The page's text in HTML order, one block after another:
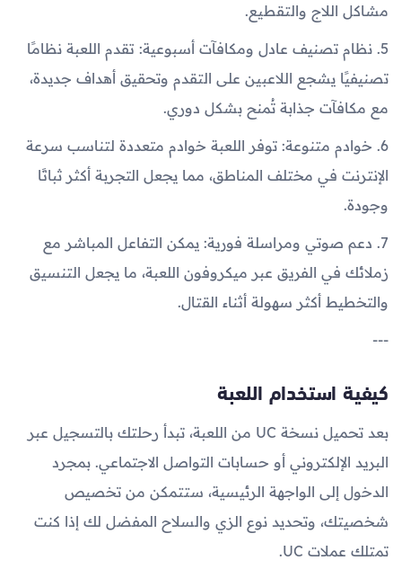
مشاكل اللاج والتقطيع.
5. نظام تصنيف عادل ومكافآت أسبوعية: تقدم اللعبة نظامًا
تصنيفيًا يشجع اللاعبين على التقدم وتحقيق أهداف جديدة،
مع مكافآت جذابة تُمنح بشكل دوري.
6. خوادم متنوعة: توفر اللعبة خوادم متعددة لتناسب سرعة
الإنترنت في مختلف المناطق، مما يجعل التجربة أكثر ثباتًا
وجودة.
7. دعم صوتي ومراسلة فورية: يمكن التفاعل المباشر مع
زملائك في الفريق عبر ميكروفون اللعبة، ما يجعل التنسيق
والتخطيط أكثر سهولة أثناء القتال.
---
كيفية استخدام اللعبة
بعد تحميل نسخة UC من اللعبة، تبدأ رحلتك بالتسجيل عبر
البريد الإلكتروني أو حسابات التواصل الاجتماعي. بمجرد
الدخول إلى الواجهة الرئيسية، ستتمكن من تخصيص
شخصيتك، وتحديد نوع الزي والسلاح المفضل لك إذا كنت
تمتلك عملات UC.